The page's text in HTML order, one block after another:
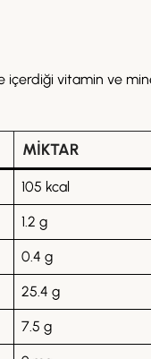
vitamin ve
MIKTAR
105 kcal
1.2 g
0.4 g
25.4 g
7.5 g